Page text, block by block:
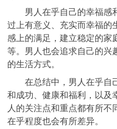
男人在乎自己的幸福感
过上有意义、充实而幸福的
感上的满足，建立稳定的家
等。男人也会追求自己的兴
的生活方式。
在总结中，男人在乎自
和成功、健康和福利，以及
人的关注点和重点都有所
在乎程度也会有所差异。